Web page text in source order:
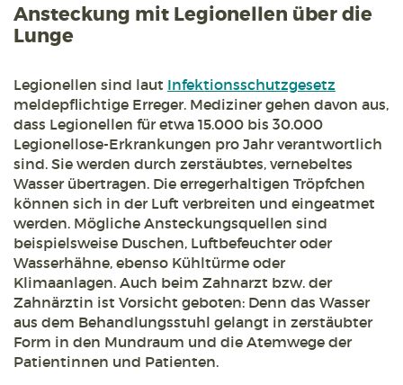
Ansteckung mit Legionellen über die
Lunge
Legionellen sind laut Infektionsschutzgesetz
meldepflichtige Erreger. Mediziner gehen davon aus,
dass Legionellen für etwa 15.000 bis 30.000
Legionellose-Erkrankungen pro Jahr verantwortlich
sind. Sie werden durch zerstäubtes, vernebeltes
Wasser übertragen. Die erregerhaltigen Tröpfchen
können sich in der Luft verbreiten und eingeatmet
werden. Mögliche Ansteckungsquellen sind
beispielsweise Duschen, Luftbefeuchter oder
Wasserhähne, ebenso Kühltürme oder
Klimaanlagen. Auch beim Zahnarzt bzw. der
Zahnärztin ist Vorsicht geboten: Denn das Wasser
aus dem Behandlungsstuhl gelangt in zerstäubter
Form in den Mundraum und die Atemwege der
Patientinnen und Patienten.